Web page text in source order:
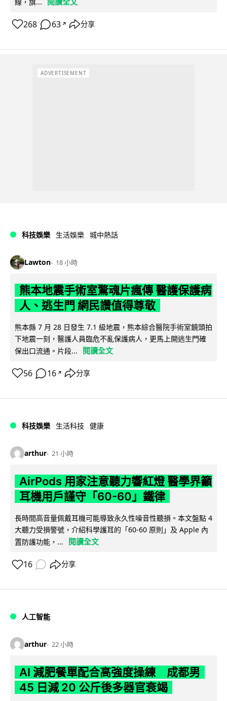
268 63 ↗ 分享
ADVERTISEMENT
科技娛樂 生活娛樂 城中熱話
Lawton 18 小時
熊本地震手術室驚魂片瘋傳 醫護保護病
人、逃生門 網民讚值得尊敬
熊本縣 7 月 28 日發生 7.1 級地震，熊本綜合醫院手術室鏡頭拍
下地震一刻，醫護人員臨危不亂保護病人，更馬上開逃生門確
保出口流通。片段...
閱讀全文
56 16 ↗ 分享
科技娛樂 生活科技 健康
arthur 21 小時
AirPods 用家注意聽力響紅燈 醫學界籲
耳機用戶謹守「60-60」鐵律
長時間高音量佩戴耳機可能導致永久性噪音性聽損。本文盤點 4
大聽力受損警號，介紹科學護耳的「60-60 原則」及 Apple 內
置防護功能，...
閱讀全文
16 分享
人工智能
arthur 22 小時
AI 減肥餐單配合高強度操練 成都男
45 日減 20 公斤後多器官衰竭